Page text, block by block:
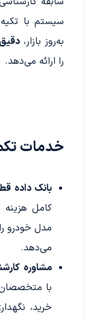
سیستم با تکیه
به‌روز بازار،
را ارائه می‌دهد.
خدمات
بانک داده
می‌دهد.
مشاوره
با
خرید،